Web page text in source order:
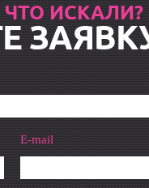
ИСКАЛИ?
E-mail